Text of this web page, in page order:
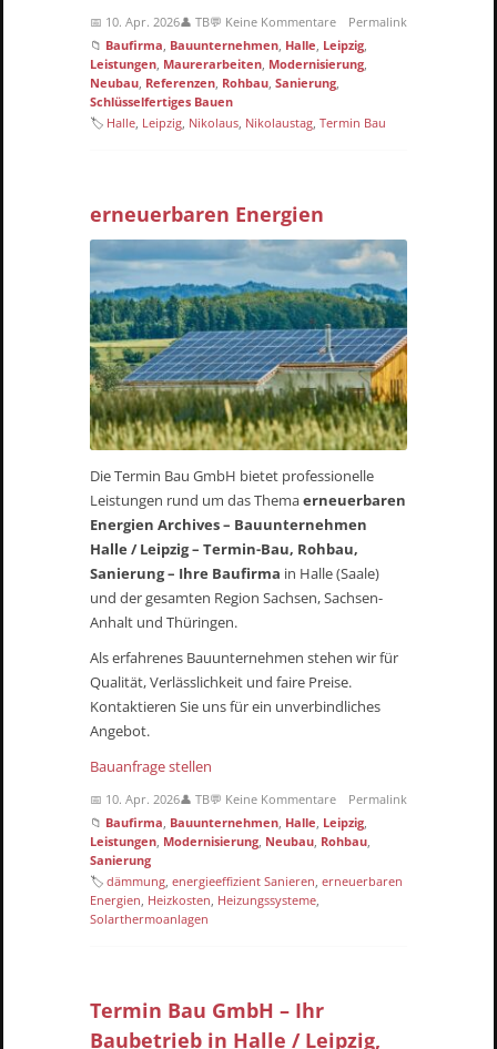
📅 10. Apr. 2026👤 TB💬 Keine Kommentare
Permalink
📁 Baufirma Bauunternehmen Halle Leipzig
Leistungen Maurerarbeiten Modernisierung
Neubau Referenzen Rohbau Sanierung
Schlüsselfertiges Bauen
🏷 Halle Leipzig Nikolaus Nikolaustag Termin Bau
erneuerbaren Energien
Die Termin Bau GmbH bietet professionelle
Leistungen rund um das Themaerneuerbaren
Energien Archives – Bauunternehmen
Halle / Leipzig – Termin-Bau, Rohbau,
Sanierung – Ihre Baufirma in Halle (Saale)
und der gesamten Region Sachsen, Sachsen-
Anhalt und Thüringen.
Als erfahrenes Bauunternehmen stehen wir für
Qualität, Verlässlichkeit und faire Preise.
Kontaktieren Sie uns für ein unverbindliches
Angebot.
Bauanfrage stellen
📅 10. Apr. 2026👤 TB💬 Keine Kommentare
Permalink
📁 Baufirma, Bauunternehmen, Halle, Leipzig,
Leistungen, Modernisierung, Neubau, Rohbau,
Sanierung
🏷 dämmung, energieeffizient Sanieren, erneuerbaren
Energien, Heizkosten, Heizungssysteme,
Solarthermoanlagen
Termin Bau GmbH – Ihr
Baubetrieb in Halle / Leipzig,